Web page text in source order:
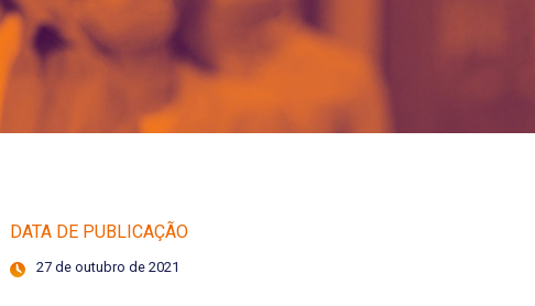
DATA DE PUBLICAÇÃO
27 de outubro de 2021